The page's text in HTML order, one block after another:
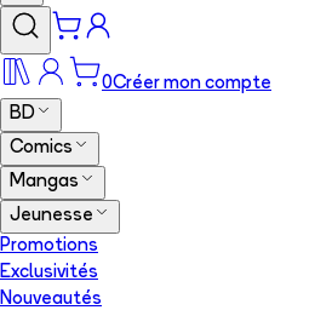
0Créer mon compte
BD
Comics
Mangas
Jeunesse
Promotions
Exclusivités
Nouveautés